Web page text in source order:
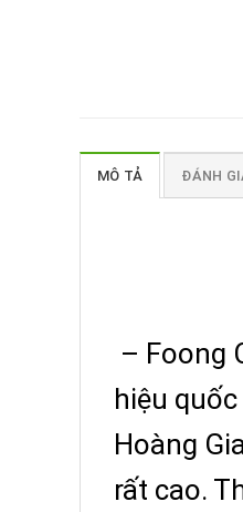
MÔ TẢ ĐÁNH
– Foong
hiệu
Hoàng
rất cao.